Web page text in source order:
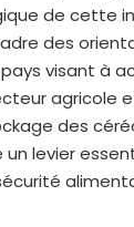
de cette
des
visant à
agricole
des
levier